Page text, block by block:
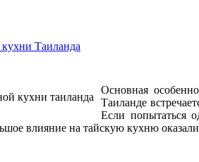
Таиланда
Основная
Таиланде
Если попытаться
влияние на тайскую кухню